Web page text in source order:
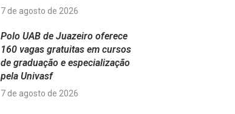
7 de agosto de 2026
Polo UAB de Juazeiro oferece
160 vagas gratuitas em cursos
de graduação e especialização
pela Univasf
7 de agosto de 2026